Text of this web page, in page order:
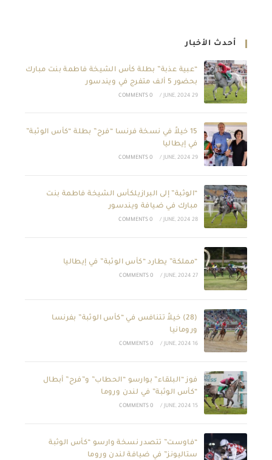
أحدث الأخبار
“عبية عذبة” بطلة كأس الشيخة فاطمة بنت مبارك
بحضور 5 ألف متفرج في ويندسور
29 JUNE, 2024
/
0 COMMENTS
15 خيلاً في نسخة فرنسا “فرح” بطلة “كأس الوثبة”
في إيطاليا
29 JUNE, 2024
/
0 COMMENTS
“الوثبة” إلى البرازيلكأس الشيخة فاطمة بنت
مبارك في ضيافة ويندسور
28 JUNE, 2024
/
0 COMMENTS
“مملكة” يطارد “كأس الوثبة” في إيطاليا
27 JUNE, 2024
/
0 COMMENTS
(28) خيلاً تتنافس في “كأس الوثبة” بفرنسا
ورومانيا
16 JUNE, 2024
/
0 COMMENTS
فوز “البلقاء” بوارسو “الحطاب” و”فرح” أبطال
“كأس الوثبة” في لندن وروما
15 JUNE, 2024
/
0 COMMENTS
“فاوست” تتصدر نسخة وارسو “كأس الوثبة
ستاليونز” في ضيافة لندن وروما